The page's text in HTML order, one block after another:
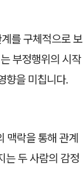
를 구체적으로 보
부정행위의 시작
향을 미칩니다.
맥락을 통해 관계
는 두 사람의 감정